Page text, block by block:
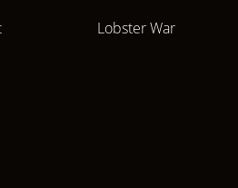
Lobster War